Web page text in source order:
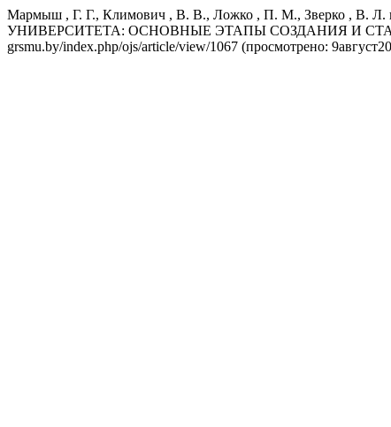
Мармыш , Г. Г., Климович , В. В., Ложко , П. М., Зверко
УНИВЕРСИТЕТА: ОСНОВНЫЕ ЭТАПЫ СОЗДАНИЯ И
grsmu.by/index.php/ojs/article/view/1067 (просмотрено: